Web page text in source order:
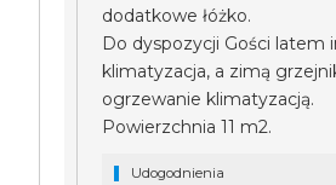
dodatkowe łóżko.
Do dyspozycji Gości latem
klimatyzacja, a zimą
ogrzewanie klimatyzacją.
Powierzchnia 11 m2.
Udogodnienia